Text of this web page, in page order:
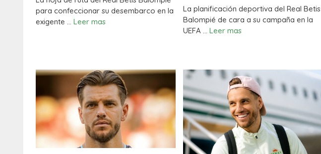
para confeccionar su desembarco en la
exigente … Leer mas
La planificación deportiva del Real Betis
Balompié de cara a su campaña en la
UEFA … Leer mas